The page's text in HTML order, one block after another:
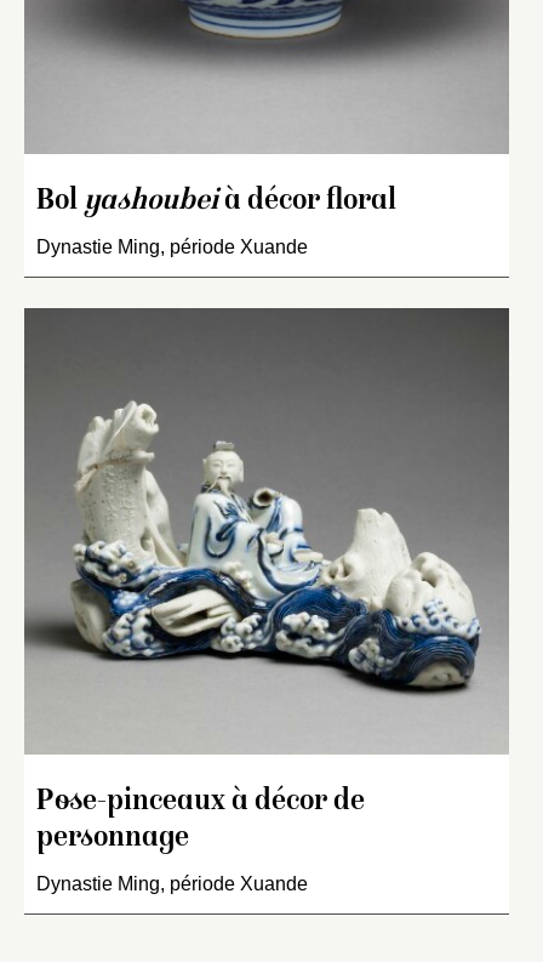
Bol yashoubeià décor floral
Dynastie Ming, période Xuande
Pose-pinceaux à décor de
personnage
Dynastie Ming, période Xuande